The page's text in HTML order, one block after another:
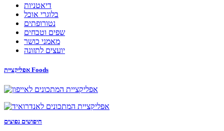
דיאטניות
בלוגרי אוכל
נטורופתים
שפים וטבחים
מאמני כושר
יועצים לתזונה
אפליקציית Foods
חיפושים נפוצים